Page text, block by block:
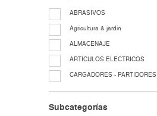
ABRASIVOS
Agricultura & jardin
ALMACENAJE
ARTICULOS ELECTRICOS
CARGADORES - PARTIDORES
CERRAJERIA
Cocina & menaje
Subcategorías